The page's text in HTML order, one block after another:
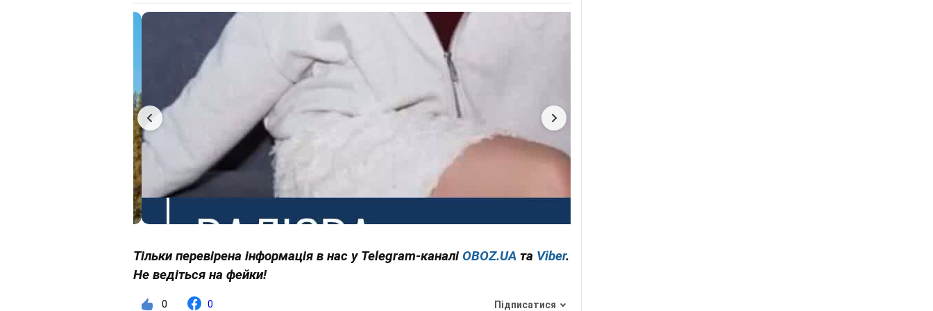
математичних задачах, є надзвичайно корисними для глибокого розуміння
літературних творів, історичних процесів і соціальних явищ.
Геометричні форми, поняття пропорції (включаючи знаменитий золотий
перетин), симетрія, перспектива — все це математичні концепції, які є
фундаментальними для композиції, гармонії та естетики в живописі, скульптурі,
графіці та архітектурі.
Існує глибокий і давній зв'язок між математикою та музикою, відомий ще з часів
Піфагора. Теорія музики активно використовує математичні поняття для опису
та аналізу гармонії, ритму, темпу та структури музичних творів. Висота звуку
описується частотою коливань, тривалість нот має чіткі математичні
співвідношення, музичний розмір визначає кількість долей у такті, а акорди
будуються на основі певних інтервальних співвідношень.
Дослідження показують, що існує позитивна кореляція між рівнем
які учень успішно завершив, то більша ймовірність здобуття вищої освіти та,
відповідно, вищого заробітку в майбутньому. Навіть після врахування інших
факторів, таких як загальна успішність чи кількість пройдених курсів з інших
математичного аналізу) демонструє сильніший зв'язок із майбутніми
Тільки перевірена інформація в нас у Telegram-каналі OBOZ.UA та Viber.
Не ведіться на фейки!
0 0 Підписатися